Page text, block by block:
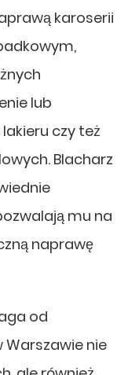
karoserii
lub
czy też
Blacharz
mu na
naprawę
od
nie